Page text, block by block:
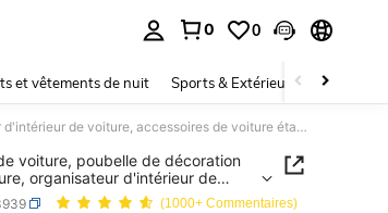
0 0
et vêtements de nuit Sports & Extérieur Enfants
1 pièce de poubelle de voiture, poubelle de décoration suspendue pour voiture, organisateur d'intérieur de voiture, accessoires de voiture étanches
voiture, poubelle de décoration
organisateur d'intérieur de
voiture étanches
(1000+ Commentaires)